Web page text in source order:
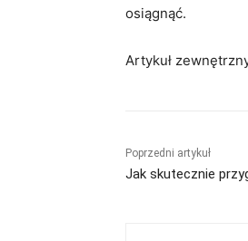
osiągnąć.
Artykuł
Poprzedni artykuł
Jak skutecznie